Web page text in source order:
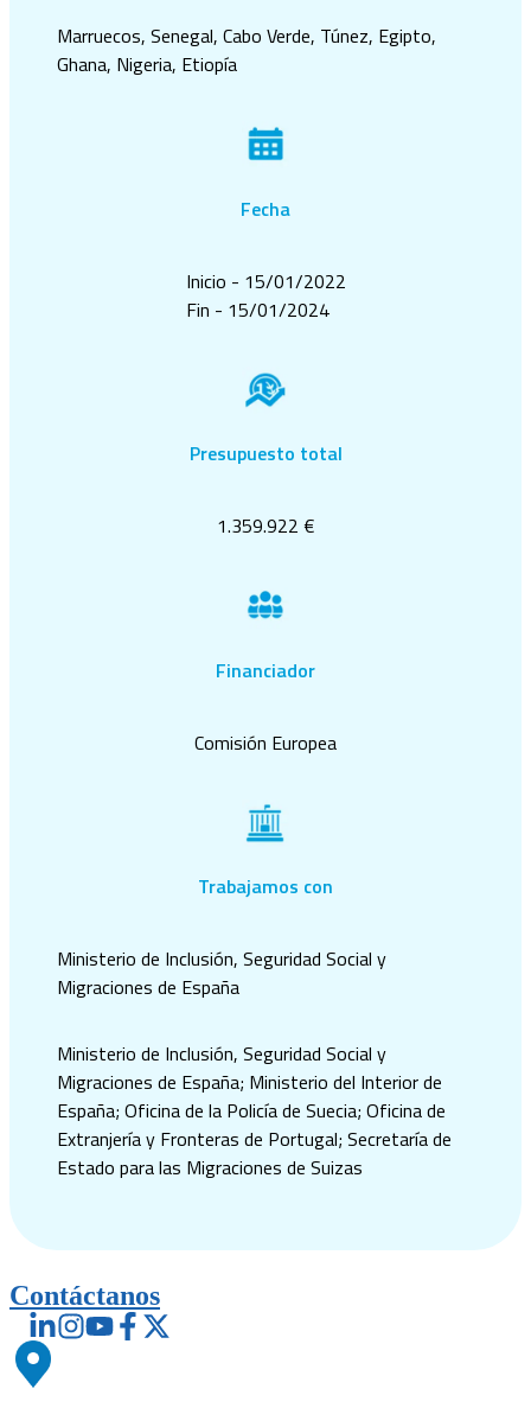
Marruecos, Senegal, Cabo Verde, Túnez, Egipto,
Ghana, Nigeria, Etiopía
Fecha
Inicio - 15/01/2022
Fin - 15/01/2024
Presupuesto total
1.359.922 €
Financiador
Comisión Europea
Trabajamos con
Ministerio de Inclusión, Seguridad Social y
Migraciones de España
Ministerio de Inclusión, Seguridad Social y
Migraciones de España; Ministerio del Interior de
España; Oficina de la Policía de Suecia; Oficina de
Extranjería y Fronteras de Portugal; Secretaría de
Estado para las Migraciones de Suizas
Contáctanos